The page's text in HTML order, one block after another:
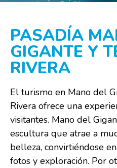
PASADÍA
GIGANTE Y
RIVERA
El turismo en Mano del
Rivera ofrece una
visitantes. Mano del
escultura que atrae a
belleza, convirtiéndose
fotos y exploración. Por